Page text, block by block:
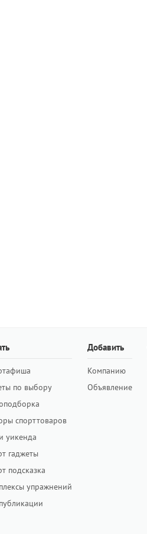
по выбору
спорттоваров
уикенда
гаджеты
подсказка
упражнений
Добавить
Компанию
Объявление